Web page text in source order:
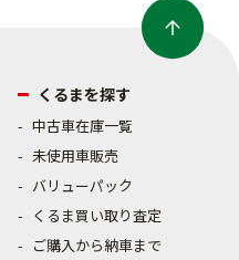
くるまを探す
中古車在庫一覧
未使用車販売
バリューパック
くるま買い取り査定
ご購入から納車まで